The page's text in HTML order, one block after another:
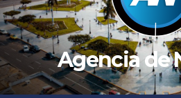
Agencia de